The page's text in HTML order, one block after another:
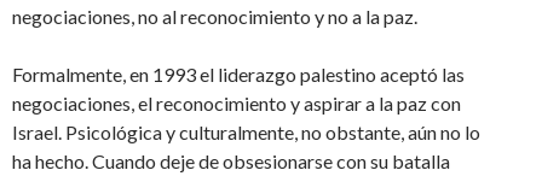
negociaciones, no al reconocimiento y no a la paz.
Formalmente, en 1993 el liderazgo palestino aceptó las
negociaciones, el reconocimiento y aspirar a la paz con
Israel. Psicológica y culturalmente, no obstante, aún no lo
ha hecho. Cuando deje de obsesionarse con su batalla